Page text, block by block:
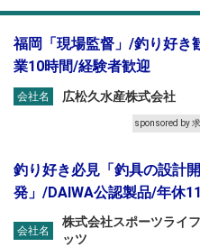
福岡「現場監督」/釣り好き
業10時間/経験者歓迎
会社名 広松久水産株式会社
sponsored by
釣り好き必見「釣具の設計開
発」/DAIWA公認製品/年休
会社名
株式会社スポーツライ
ッツ